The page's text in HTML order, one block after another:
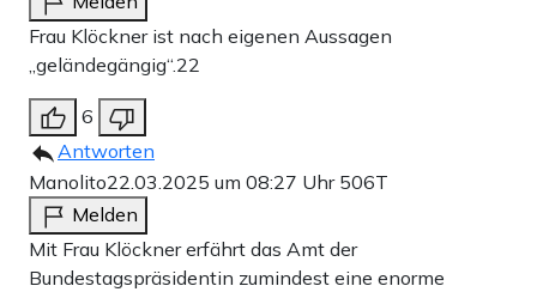
Frau Klöckner ist nach eigenen Aussagen
„geländegängig“.22
6
Antworten
Manolito22.03.2025 um 08:27 Uhr 506T
Melden
Mit Frau Klöckner erfährt das Amt der
Bundestagspräsidentin zumindest eine enorme